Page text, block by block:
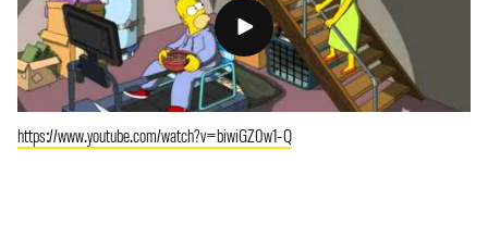
https://www.youtube.com/watch?v=biwiGZ0w1-Q